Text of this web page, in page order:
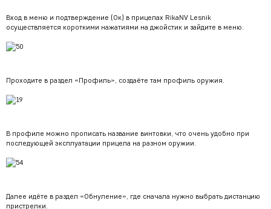
Вход в меню и подтверждение (Ок) в прицелах RikaNV Lesnik
осуществляется короткими нажатиями на джойстик и зайдите в меню.
Проходите в раздел «Профиль», создаёте там профиль оружия.
В профиле можно прописать название винтовки, что очень удобно при
последующей эксплуатации прицела на разном оружии.
Далее идёте в раздел «Обнуление», где сначала нужно выбрать дистанцию
пристрелки.